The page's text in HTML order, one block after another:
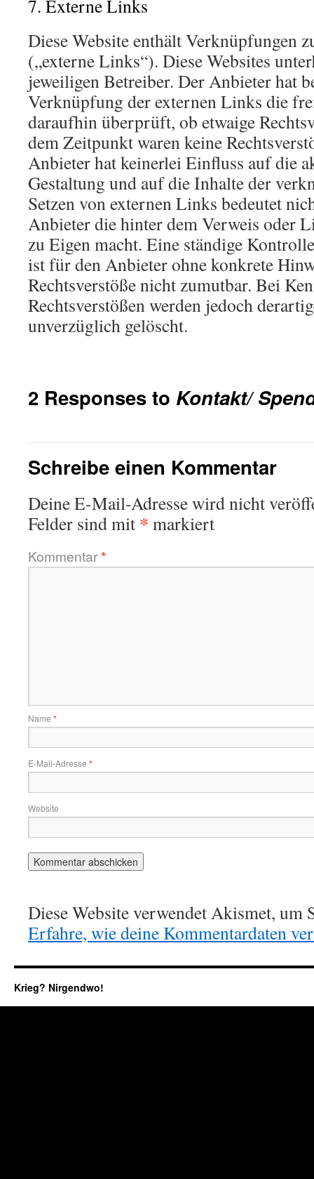
7. Externe Links
Diese Website enthält Verknüpfungen
(„externe Links“). Diese Websites
jeweiligen Betreiber. Der Anbieter hat
Verknüpfung der externen Links die
daraufhin überprüft, ob etwaige
dem Zeitpunkt waren keine
Anbieter hat keinerlei Einfluss auf die
Gestaltung und auf die Inhalte der
Setzen von externen Links bedeutet
Anbieter die hinter dem Verweis oder
zu Eigen macht. Eine ständige
ist für den Anbieter ohne konkrete
Rechtsverstöße nicht zumutbar. Bei
Rechtsverstößen werden jedoch
unverzüglich gelöscht.
2 Responses to Kontakt/
Schreibe einen Kommentar
Deine E-Mail-Adresse wird nicht
Felder sind mit * markiert
Kommentar*
Name *
E-Mail-Adresse *
Website
Diese Website verwendet Akismet, um
Erfahre, wie deine Kommentardaten
Krieg? Nirgendwo!